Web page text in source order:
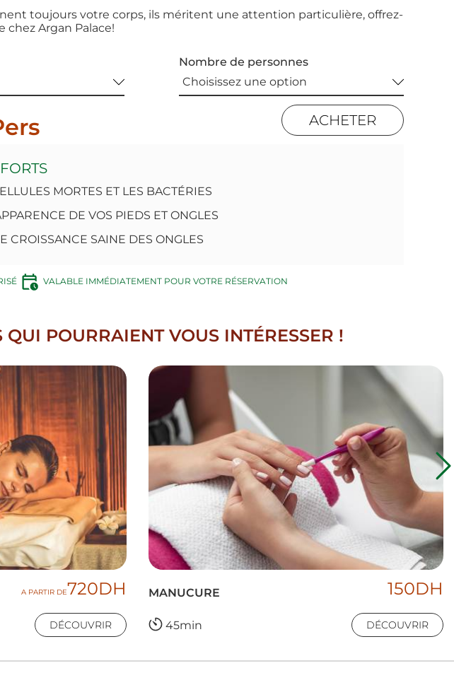
toujours votre corps, ils méritent une attention particulière, offrez-
chez Argan Palace!
Nombre de personnes
ACHETER
MORTES ET LES BACTÉRIES
DE VOS PIEDS ET ONGLES
CROISSANCE SAINE DES ONGLES
VALABLE IMMÉDIATEMENT POUR VOTRE RÉSERVATION
POURRAIENT VOUS INTÉRESSER !
A PARTIR DE720DH
DÉCOUVRIR
MANUCURE 150DH
45min DÉCOUVRIR